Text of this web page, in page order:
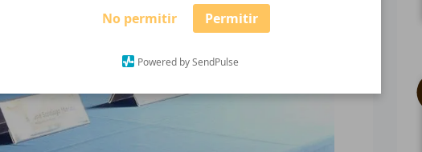
No permitir Permitir
Powered by SendPulse